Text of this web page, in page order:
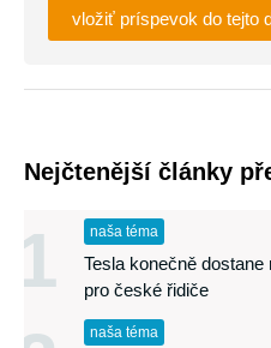
vložiť príspevok do tejto
Nejčtenější články
1 naša téma
Tesla konečně
pro české řidiče
naša téma